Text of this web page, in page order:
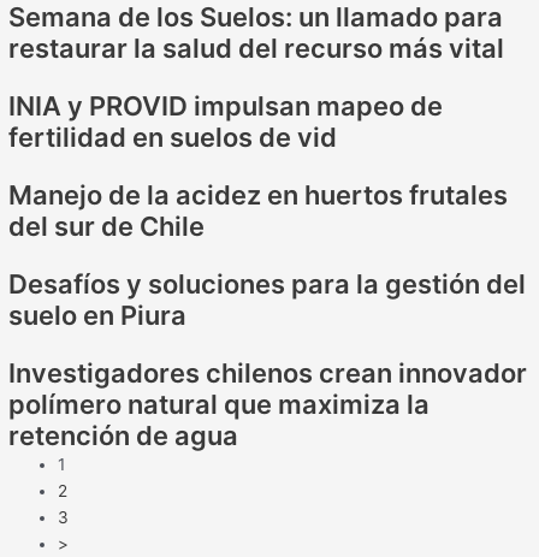
Semana de los Suelos: un llamado para
restaurar la salud del recurso más vital
INIA y PROVID impulsan mapeo de
fertilidad en suelos de vid
Manejo de la acidez en huertos frutales
del sur de Chile
Desafíos y soluciones para la gestión del
suelo en Piura
Investigadores chilenos crean innovador
polímero natural que maximiza la
retención de agua
1
2
3
>